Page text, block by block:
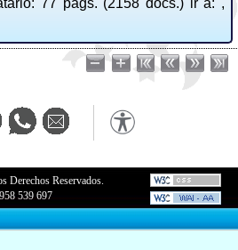
Derechos Reservados.
958 539 697